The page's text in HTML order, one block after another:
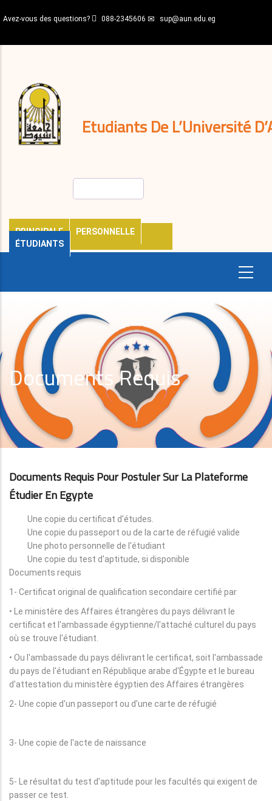
au
principal
Avez-vous des questions? 088-2345606 sup@aun.edu.eg
Etudiants De L’Université
PRINCIPALE
PERSONNELLE
ÉTUDIANTS
décisions
Expatriés
Journal
Documents Requis
Documents Requis Pour Postuler Sur La Plateforme
Étudier En Egypte
Une copie du certificat d'études.
Une copie du passeport ou de la carte de réfugié valide
Une photo personnelle de l'étudiant
Une copie du test d'aptitude, si disponible
Documents requis
1- Certificat original de qualification secondaire certifié par
• Le ministère des Affaires étrangères du pays délivrant le
certificat et l'ambassade égyptienne/l'attaché culturel du pays
où se trouve l'étudiant.
• Ou l'ambassade du pays délivrant le certificat, soit l'ambassade
du pays de l'étudiant en République arabe d'Égypte et le bureau
d'attestation du ministère égyptien des Affaires étrangères
2- Une copie d'un passeport ou d'une carte de réfugié
3- Une copie de l'acte de naissance
5- Le résultat du test d'aptitude pour les facultés qui exigent de
passer ce test.